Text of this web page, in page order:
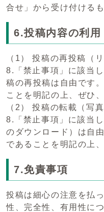
合せ」から受け付ける
6.投稿内容の利用
（1） 投稿の再投稿（
8.「禁止事項」に該当
稿の再投稿は自由です
ことを明記の上、ぜひ
（2） 投稿の転載（写
8.「禁止事項」に該当
のダウンロード）は自
であることを明記の上
7.免責事項
投稿は細心の注意を払
性、完全性、有用性に